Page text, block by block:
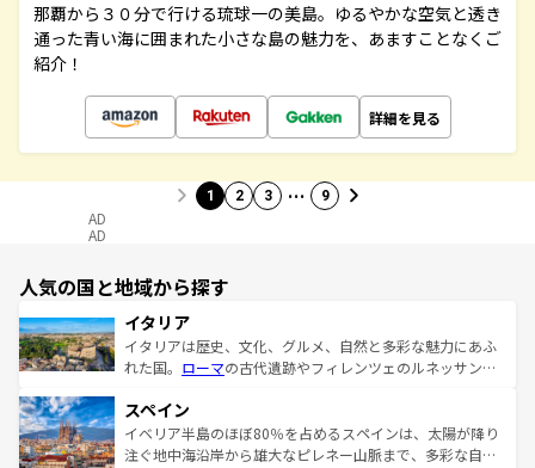
那覇から３０分で行ける琉球一の美島。ゆるやかな空気と透き
通った青い海に囲まれた小さな島の魅力を、あますことなくご
紹介！
詳細を見る
1 2 3 … 9
AD
AD
人気の国と地域から探す
イタリア
イタリアは歴史、文化、グルメ、自然と多彩な魅力にあふ
れた国。 ローマの古代遺跡やフィレンツェのルネッサンス
ろん、トスカーナの美しい田園風景やアマルフィ海岸の絶
景など、自然景観も見逃せない。観光の合間には、本場の
ピザやパスタなど、絶品のイタリア料理を堪能することも
スペイン
イベリア半島のほぼ80％を占めるスペインは、太陽が降り
注ぐ地中海沿岸から雄大なピレネー山脈まで、多彩な自然